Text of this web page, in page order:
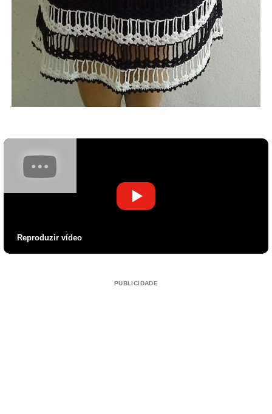
Reproduzir vídeo
PUBLICIDADE